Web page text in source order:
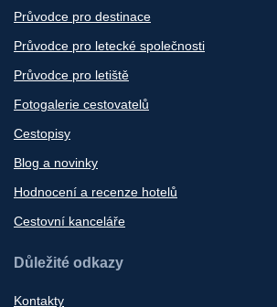
Průvodce pro destinace
Průvodce pro letecké společnosti
Průvodce pro letiště
Fotogalerie cestovatelů
Cestopisy
Blog a novinky
Hodnocení a recenze hotelů
Cestovní kanceláře
Důležité odkazy
Kontakty